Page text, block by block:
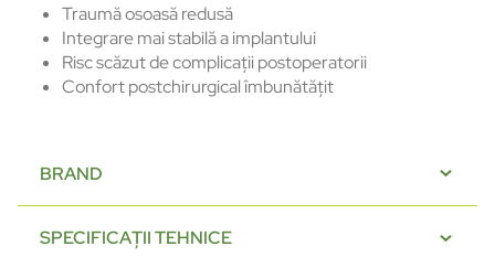
Traumă osoasă redusă
Integrare mai stabilă a implantului
Risc scăzut de complicații postoperatorii
Confort postchirurgical îmbunătățit
BRAND
SPECIFICAȚII TEHNICE